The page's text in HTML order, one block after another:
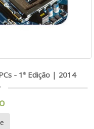
- 1ª Edição | 2014